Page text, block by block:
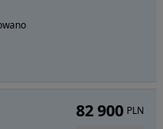
82 900 PLN